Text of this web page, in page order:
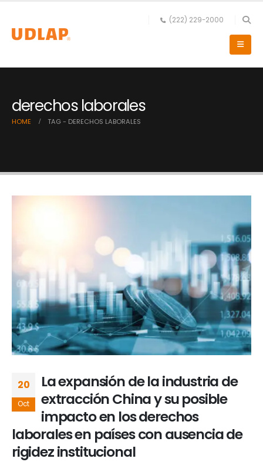
(222) 229-2000
derechos laborales
HOME TAG - DERECHOS LABORALES
20
Oct
La expansión de la industria de
extracción China y su posible
impacto en los derechos
laborales en países con ausencia de
rigidez institucional